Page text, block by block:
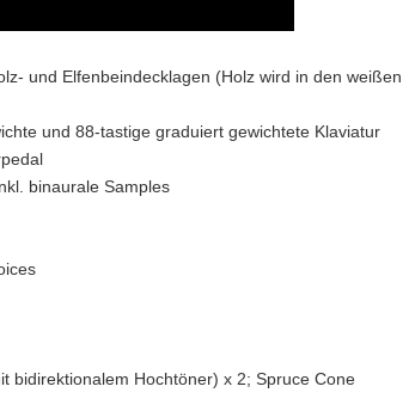
und Elfenbeindecklagen (Holz wird in den weißen
und 88-tastige graduiert gewichtete Klaviatur
binaurale Samples
bidirektionalem Hochtöner) x 2; Spruce Cone